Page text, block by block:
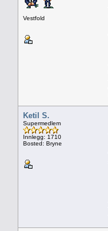
Vestfold
Ketil S.
Supermedlem
Innlegg: 1710
Bosted: Bryne